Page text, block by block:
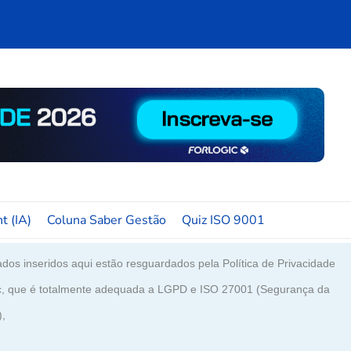
(IA) Coluna Saber Gestão Quiz ISO 9001
inseridos aqui estão resguardados pela Política de Privacidade
que é totalmente adequada a LGPD e ISO 27001 (Segurança da